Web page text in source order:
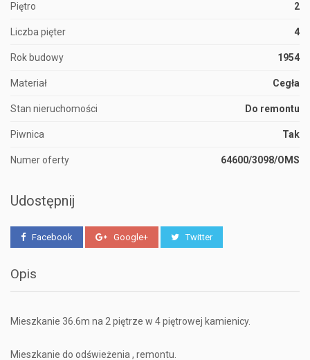
Piętro 2
Liczba pięter 4
Rok budowy 1954
Materiał Cegła
Stan nieruchomości Do remontu
Piwnica Tak
Numer oferty 64600/3098/OMS
Udostępnij
Facebook Google+ Twitter
Opis
Mieszkanie 36.6m na 2 piętrze w 4 piętrowej kamienicy.
Mieszkanie do odświeżenia , remontu.